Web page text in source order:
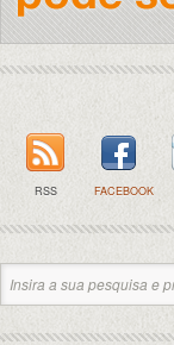
RSS FACEBOOK